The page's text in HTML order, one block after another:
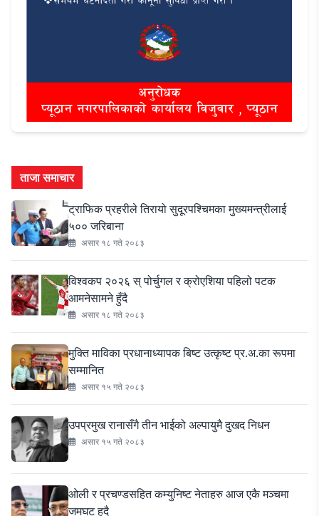
ताजा समाचार
ट्राफिक प्रहरीले तिरायो सुदूरपश्चिमका मुख्यमन्त्रीलाई
५०० जरिबाना
असार १८ गते २०८३
विश्वकप २०२६ स् पोर्चुगल र क्रोएशिया पहिलो पटक
आमनेसामने हुँदै
असार १८ गते २०८३
मुक्ति माविका प्रधानाध्यापक बिष्ट उत्कृष्ट प्र.अ.का रूपमा
सम्मानित
असार १५ गते २०८३
उपप्रमुख रानासँगै तीन भाईको अल्पायुमै दुखद निधन
असार १५ गते २०८३
ओली र प्रचण्डसहित कम्युनिष्ट नेताहरु आज एकै मञ्चमा
जमघट हुदै